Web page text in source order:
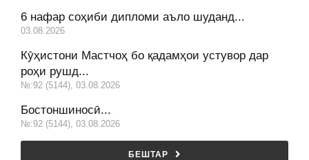
6 нафар соҳиби дипломи аъло шуданд...
03.08.2026
Кӯҳистони Мастчоҳ бо қадамҳои устувор дар
роҳи рушд...
№:92 (5144), 03.08.2026
Бостоншиносӣ...
№:92 (5144), 03.08.2026
БЕШТАР